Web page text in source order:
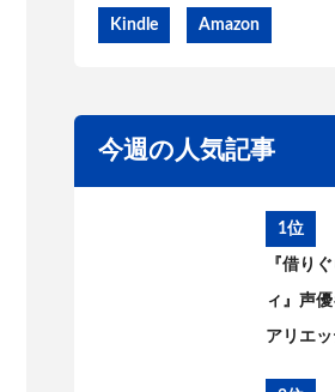
Kindle Amazon
今週の人気記事
1位
『借り
ィ』声
アリエ